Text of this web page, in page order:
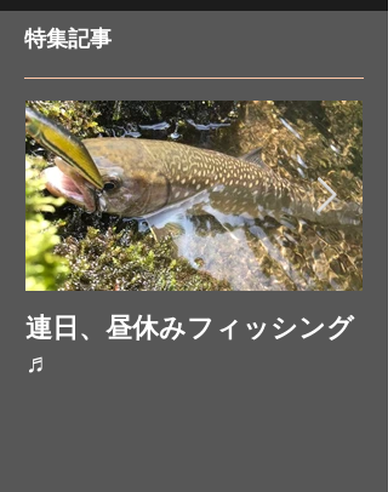
特集記事
連日、昼休みフィッシング
♬